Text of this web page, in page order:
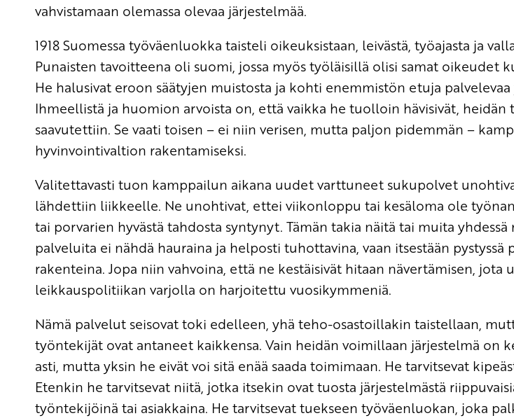
vahvistamaan olemassa olevaa järjestelmää.
1918 Suomessa työväenluokka taisteli oikeuksistaan, leivästä, työajasta ja
Punaisten tavoitteena oli suomi, jossa myös työläisillä olisi samat oikeudet
He halusivat eroon säätyjen muistosta ja kohti enemmistön etuja
Ihmeellistä ja huomion arvoista on, että vaikka he tuolloin hävisivät, heidän
saavutettiin. Se vaati toisen – ei niin verisen, mutta paljon pidemmän –
hyvinvointivaltion rakentamiseksi.
Valitettavasti tuon kamppailun aikana uudet varttuneet sukupolvet
lähdettiin liikkeelle. Ne unohtivat, ettei viikonloppu tai kesäloma ole
tai porvarien hyvästä tahdosta syntynyt. Tämän takia näitä tai muita
palveluita ei nähdä hauraina ja helposti tuhottavina, vaan itsestään pystyssä
rakenteina. Jopa niin vahvoina, että ne kestäisivät hitaan nävertämisen, jota
leikkauspolitiikan varjolla on harjoitettu vuosikymmeniä.
Nämä palvelut seisovat toki edelleen, yhä teho-osastoillakin taistellaan,
työntekijät ovat antaneet kaikkensa. Vain heidän voimillaan järjestelmä on
asti, mutta yksin he eivät voi sitä enää saada toimimaan. He tarvitsevat
Etenkin he tarvitsevat niitä, jotka itsekin ovat tuosta järjestelmästä
työntekijöinä tai asiakkaina. He tarvitsevat tuekseen työväenluokan, joka